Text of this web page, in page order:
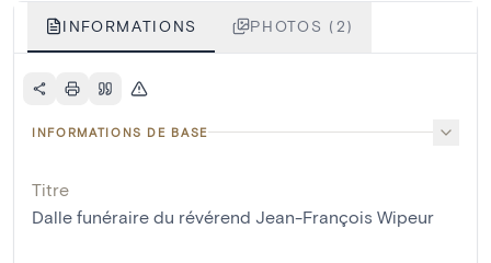
INFORMATIONS PHOTOS (2)
INFORMATIONS DE BASE
Titre
Dalle funéraire du révérend Jean-François Wipeur